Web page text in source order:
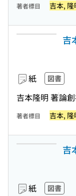
著者標目 吉本,
吉
紙 図書
吉本隆明 著論
著者標目 吉本,
吉
紙 図書